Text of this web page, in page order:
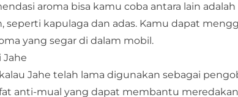
aroma bisa kamu coba antara lain
seperti kapulaga dan adas. Kamu dapat
yang segar di dalam mobil.
Jahe
Jahe telah lama digunakan sebagai
anti-mual yang dapat membantu